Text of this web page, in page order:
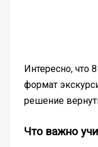
Интересно, что
формат
решение
Что важно